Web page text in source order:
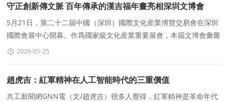
守正創新傳文脈 百年傳承的漢吉福年畫亮相深圳文博會
5月21日，第二十二屆中國（深圳）國際文化産業博覽交易會在深圳
國際會展中心開幕。作爲國家級文化産業重要展會，本屆文博會彙聚
數十個國家和地區的文化資源，集中展示非遺傳承、文創
2026-05-25
趙虎吉：紅軍精神在人工智能時代的三重價值
共工新聞網GNN電（文/趙虎吉）很多人覺得，紅軍精神是革命年代